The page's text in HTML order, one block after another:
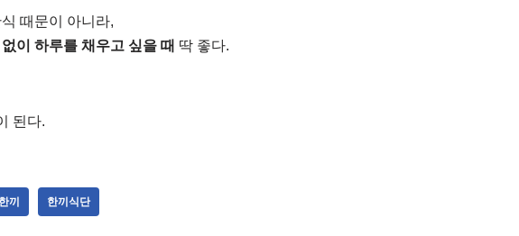
때문이 아니라,
이 하루를 채우고 싶을 때 딱 좋다.
된다.
끼 한끼식단